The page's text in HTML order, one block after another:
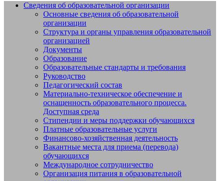
Добро пожаловать на сайт МБУДО
СШОР №14 "Жигули" г.о. Тольятти
Сведения об образовательной организации
Основные сведения об образовательной
организации
Структура и органы управления образовательной
организацией
Документы
Образование
Образовательные стандарты и требования
Руководство
Педагогический состав
Материально-техническое обеспечение и
оснащенность образовательного процесса.
Доступная среда
Стипендии и меры поддержки обучающихся
Платные образовательные услуги
Финансово-хозяйственная деятельность
Вакантные места для приема (перевода)
обучающихся
Международное сотрудничество
Организация питания в образовательной